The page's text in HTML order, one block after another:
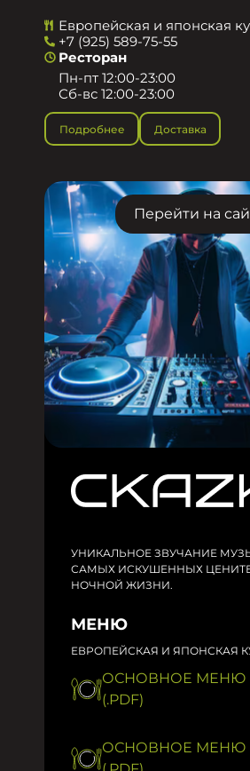
Европейская и японская
+7 (925) 589-75-55
Ресторан
Пн-пт 12:00-23:00
Сб-вс 12:00-23:00
Подробнее Доставка
Перейти на
УНИКАЛЬНОЕ ЗВУЧАНИЕ
САМЫХ ИСКУШЕННЫХ
НОЧНОЙ ЖИЗНИ.
МЕНЮ
ЕВРОПЕЙСКАЯ И ЯПОНСКАЯ
ОСНОВНОЕ МЕНЮ
(.PDF)
ОСНОВНОЕ МЕНЮ